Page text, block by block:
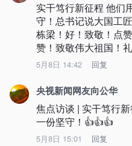
实干笃行新征程 他们
守！总书记说大国工
栋梁！好！致敬！点
赞！致敬伟大祖国！
5月8日 14:42 回复
央视新闻网友向公华
焦点访谈 | 实干笃行
一份坚守！👍👍👍
5月8日 15:01 回复